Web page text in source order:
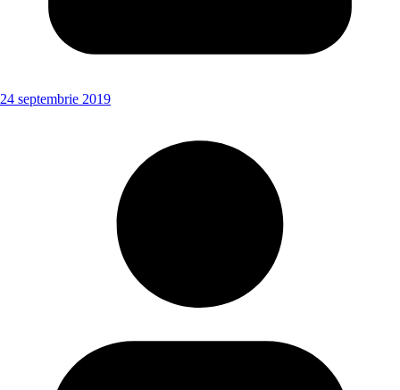
24 septembrie 2019